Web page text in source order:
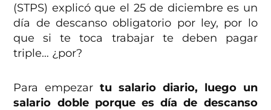
(STPS) explicó que el 25 de diciembre es un
día de descanso obligatorio por ley, por lo
que si te toca trabajar te deben pagar
triple… ¿por?
Para empezartu salario diario, luego un
salario doble porque es día de descanso